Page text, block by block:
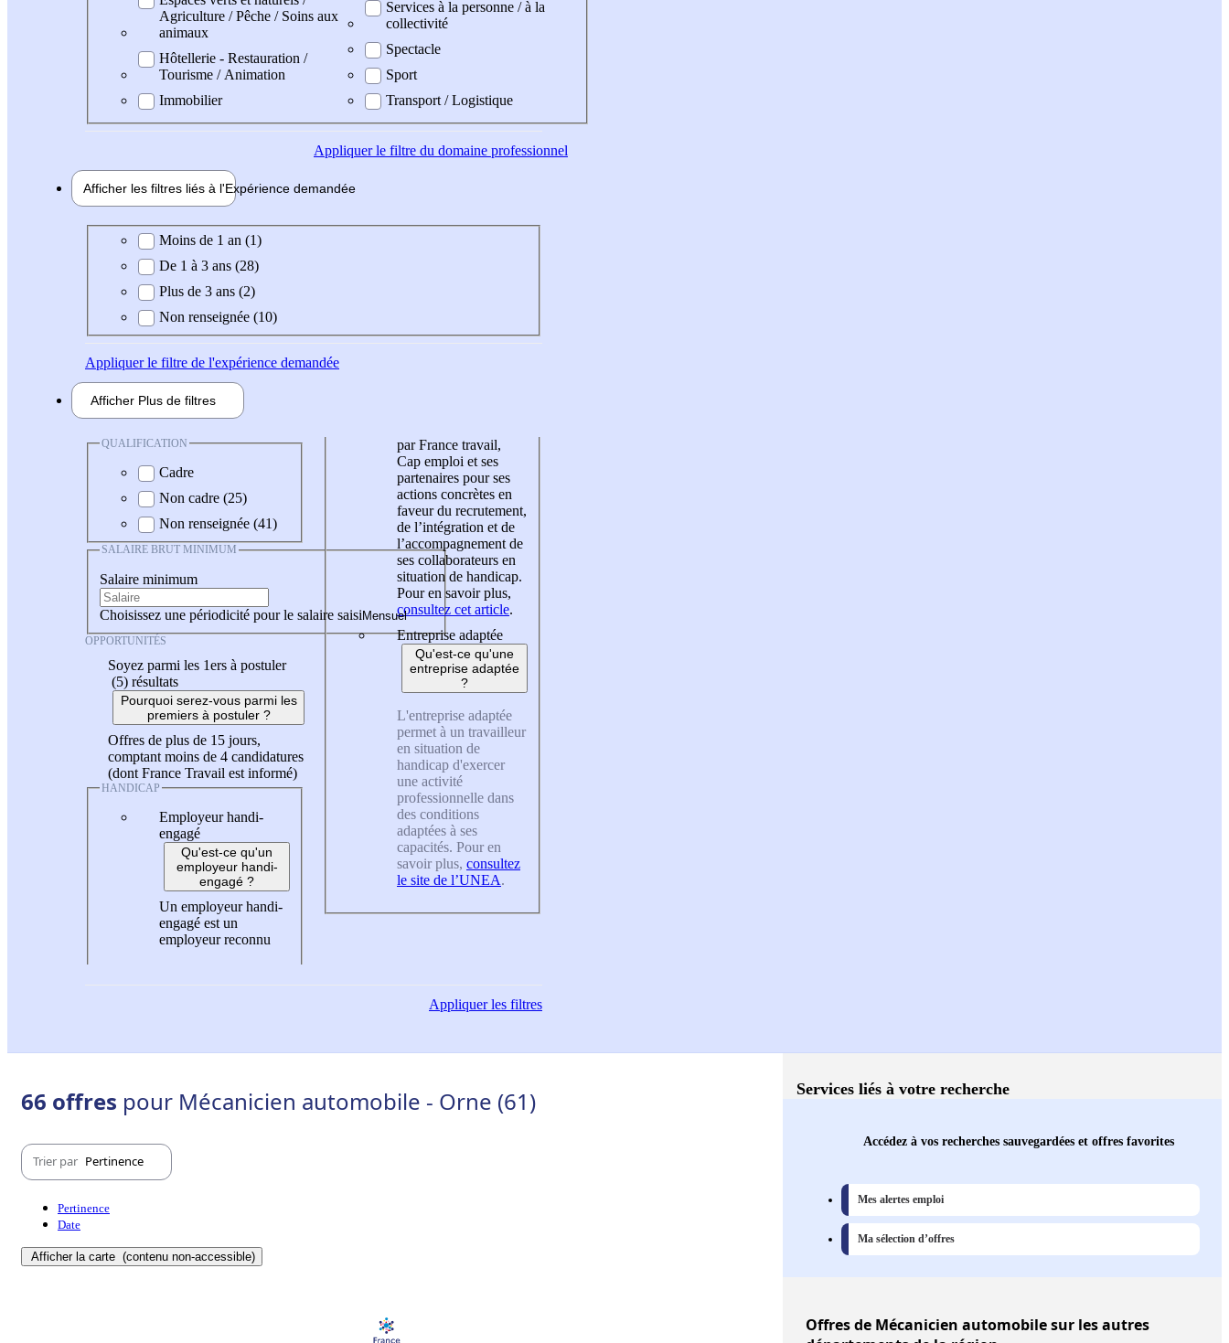
Agriculture / Pêche / Soins aux
animaux
Hôtellerie - Restauration /
Tourisme / Animation
Immobilier
Services à la personne / à la
collectivité
Spectacle
Sport
Transport / Logistique
Appliquerle filtre du domaine professionnel
Afficher les filtres liés à l'Expérience demandée
Expérience demandée
Moins de 1 an (1)
De 1 à 3 ans (28)
Plus de 3 ans (2)
Non renseignée (10)
Appliquerle filtre de l'expérience demandée
Afficher Plus de filtres
QUALIFICATION
Cadre
Non cadre (25)
Non renseignée (41)
SALAIRE BRUT MINIMUM
Salaire minimum
Choisissez une périodicité pour le salaire saisi
OPPORTUNITÉS
Soyez parmi les 1ers à postuler
(5) résultats
Pourquoi serez-vous parmi les
premiers à postuler ?
Offres de plus de 15 jours,
comptant moins de 4 candidatures
(dont France Travail est informé)
HANDICAP
Employeur handi-
engagé
Qu'est-ce qu'un
employeur handi-
engagé ?
Un employeur handi-
engagé est un
employeur reconnu
par France travail,
Cap emploi et ses
partenaires pour ses
actions concrètes en
faveur du recrutement,
de l’intégration et de
l’accompagnement de
ses collaborateurs en
situation de handicap.
Pour en savoir plus,
consultez cet article.
Entreprise adaptée
Qu'est-ce qu'une
entreprise adaptée
?
L'entreprise adaptée
permet à un travailleur
en situation de
handicap d'exercer
une activité
professionnelle dans
des conditions
adaptées à ses
capacités. Pour en
savoir plus, consultez
le site de l’UNEA.
Appliquerles filtres
66 offres pour Mécanicien automobile - Orne (61)
Trier par Pertinence
Pertinence
Date
Afficher la carte (contenu non-accessible)
Services liés à votre recherche
Accédez à vos recherches sauvegardées et offres favorites
Mes alertes emploi
Ma sélection d’offres
Offresde Mécanicien automobile sur les autres